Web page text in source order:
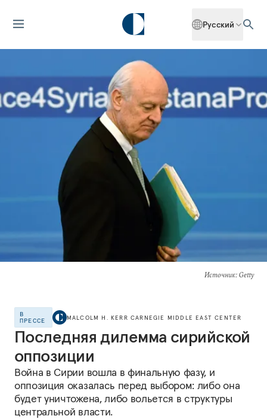
Русский
Источник: Getty
В
ПРЕССЕ
MALCOLM H. KERR CARNEGIE MIDDLE EAST CENTER
Последняя дилемма сирийской
оппозиции
Война в Сирии вошла в финальную фазу, и
оппозиция оказалась перед выбором: либо она
будет уничтожена, либо вольется в структуры
центральной власти.